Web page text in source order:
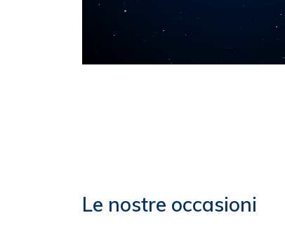
Le nostre occasioni